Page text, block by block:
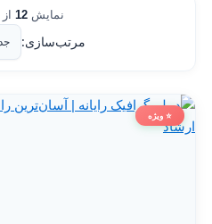
نمایش12 از 19
مرتب‌سازی:
⭐ ویژه